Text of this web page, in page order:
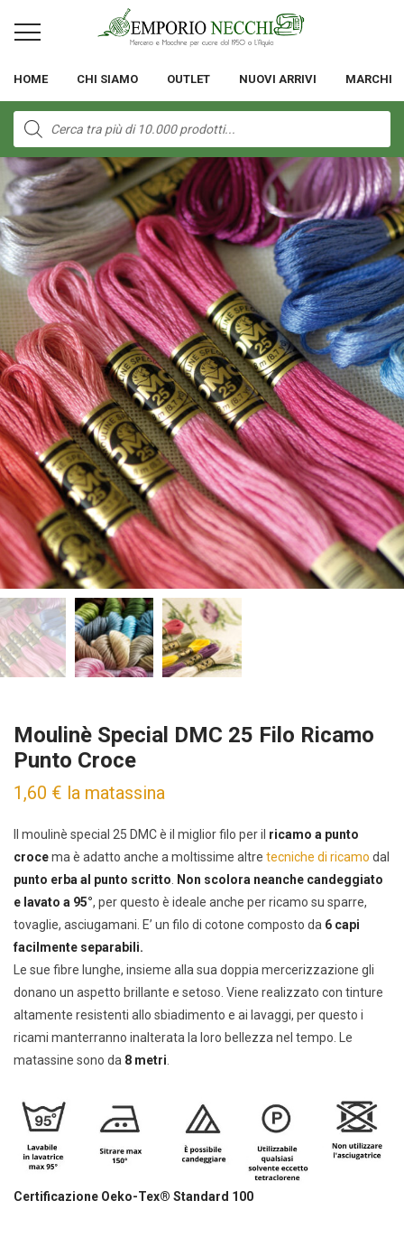
HOME CHI SIAMO OUTLET NUOVI ARRIVI MARCHI
Products
search
Moulinè Special DMC 25 Filo Ricamo
Punto Croce
1,60 € la matassina
Il moulinè special 25 DMC è il miglior filo per il ricamo a punto
crocema è adatto anche a moltissime altre tecniche di ricamo dal
punto erba al punto scritto Non scolora neanche candeggiato
e lavato a 95°, per questo è ideale anche per ricamo su sparre,
tovaglie, asciugamani. E’ un filo di cotone composto da 6 capi
facilmente separabili.
Le sue fibre lunghe, insieme alla sua doppia mercerizzazione gli
donano un aspetto brillante e setoso. Viene realizzato con tinture
altamente resistenti allo sbiadimento e ai lavaggi, per questo i
ricami manterranno inalterata la loro bellezza nel tempo. Le
matassine sono da 8 metri
Certificazione Oeko-Tex® Standard 100